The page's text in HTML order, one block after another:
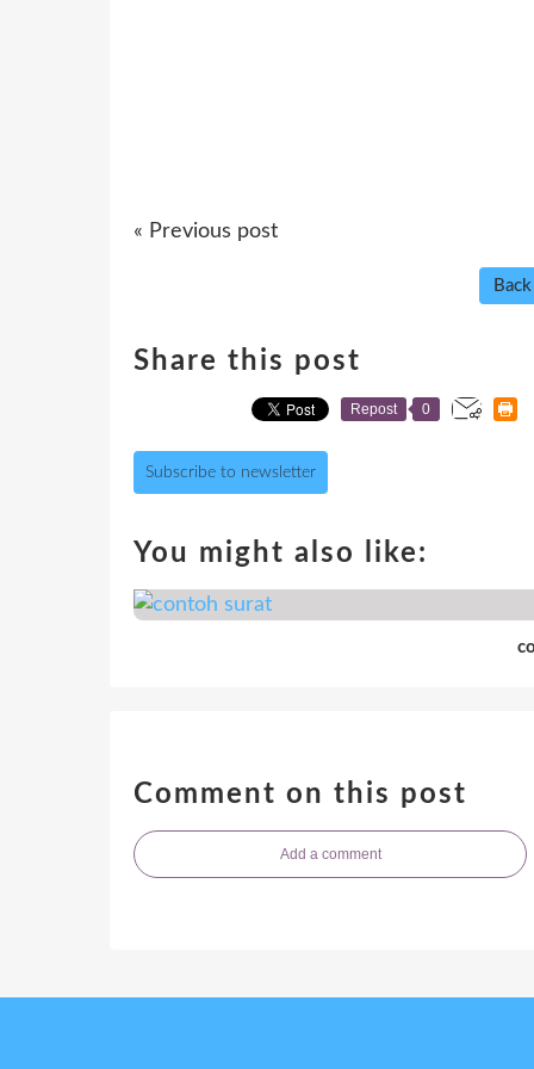
« Previous post
Share this post
Repost 0
Subscribe to newsletter
You might also like:
Comment on this post
Add a comment